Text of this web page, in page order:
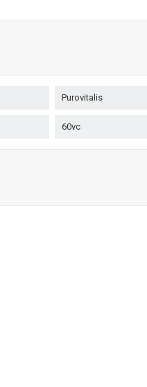
Purovitalis
60vc